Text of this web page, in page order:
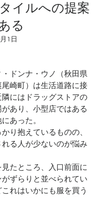
イルへの提案
る
1日
ドンナ・ウノ（秋田県
尾崎町）は生活道路に接
隣にはドラッグストアの
あり、小型店ではある
あった。
り抱えているものの、
る人が少ないのが悩み
たところ、入口前面に
がずらりと並べられてい
れはいかにも服を買う